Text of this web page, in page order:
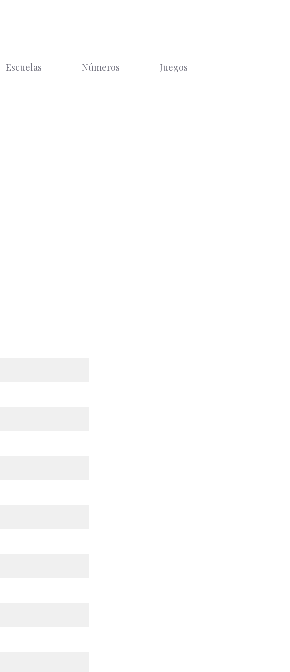
Escuelas Números Juegos